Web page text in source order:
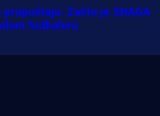
Zašto je SNAGA
fudbaleru